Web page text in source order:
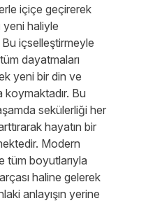
içiçe geçirerek
haliyle
Bu içselleştirmeyle
dayatmaları
yeni bir din ve
koymaktadır. Bu
sekülerliği her
hayatın bir
Modern
tüm boyutlarıyla
haline gelerek
anlayışın yerine